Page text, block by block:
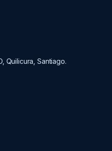
Quilicura, Santiago.